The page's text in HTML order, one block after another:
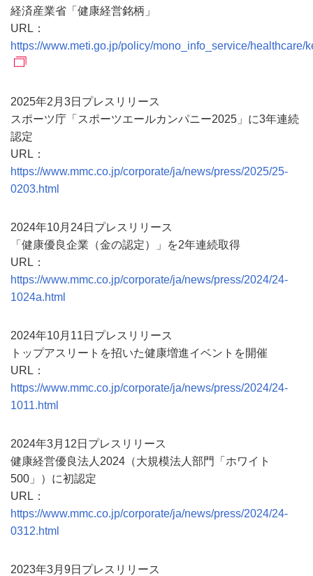
経済産業省「健康経営銘柄」
URL：
https://www.meti.go.jp/policy/mono_info_service/healthcare/
2025年2月3日プレスリリース
スポーツ庁「スポーツエールカンパニー2025」に3年連続
認定
URL：
https://www.mmc.co.jp/corporate/ja/news/press/2025/25-
0203.html
2024年10月24日プレスリリース
「健康優良企業（金の認定）」を2年連続取得
URL：
https://www.mmc.co.jp/corporate/ja/news/press/2024/24-
1024a.html
2024年10月11日プレスリリース
トップアスリートを招いた健康増進イベントを開催
URL：
https://www.mmc.co.jp/corporate/ja/news/press/2024/24-
1011.html
2024年3月12日プレスリリース
健康経営優良法人2024（大規模法人部門「ホワイト
500」）に初認定
URL：
https://www.mmc.co.jp/corporate/ja/news/press/2024/24-
0312.html
2023年3月9日プレスリリース